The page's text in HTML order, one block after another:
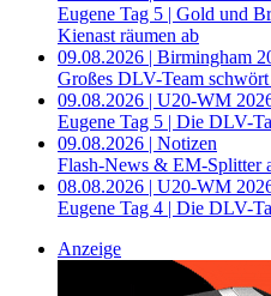
Eugene Tag 5 | Gold und
Kienast räumen ab
09.08.2026 | Birmingham
Großes DLV-Team
09.08.2026 | U20-WM
Eugene Tag 5 | Die DLV-
09.08.2026 | Notizen
Flash-News & EM-Splitter
08.08.2026 | U20-WM
Eugene Tag 4 | Die DLV-
Anzeige